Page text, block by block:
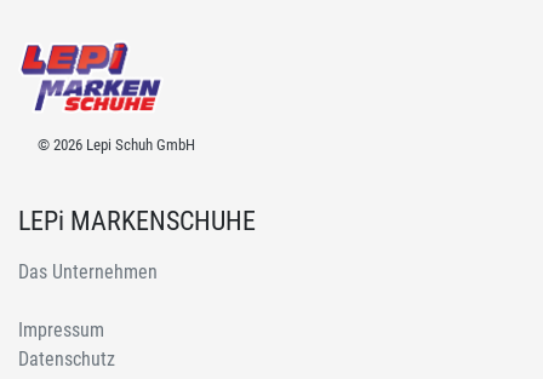
© 2026 Lepi Schuh GmbH
LEPi MARKENSCHUHE
Das Unternehmen
Impressum
Datenschutz